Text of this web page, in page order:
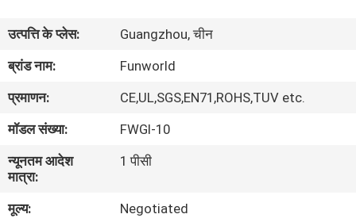
हमारे
कारखाना
भ्रमण
उत्पत्ति के प्लेस:
Guangzhou, चीन
ब्रांड नाम:
Funworld
प्रमाणन:
CE,UL,SGS,EN71,ROHS,TUV etc.
मॉडल संख्या:
FWGI-10
न्यूनतम आदेश
मात्रा:
1 पीसी
मूल्य:
Negotiated